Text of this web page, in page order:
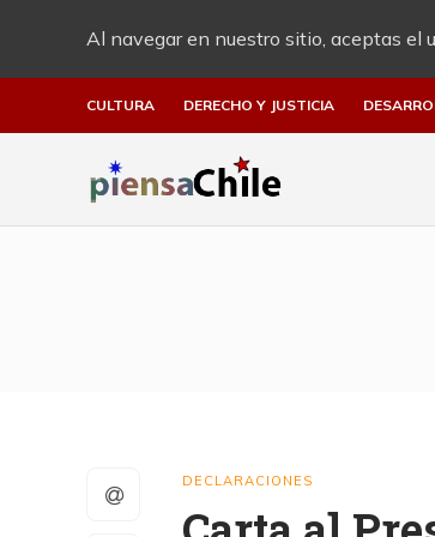
Al navegar en nuestro sitio, aceptas el
CULTURA DERECHO Y JUSTICIA
DECLARACIONES